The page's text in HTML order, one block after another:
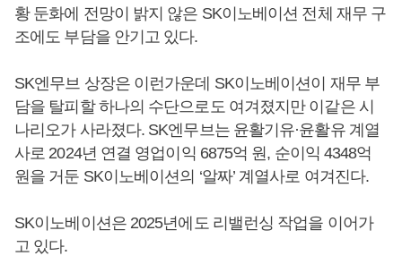
황 둔화에 전망이 밝지 않은 SK이노베이션 전체 재무 구
조에도 부담을 안기고 있다.
SK엔무브 상장은 이런가운데 SK이노베이션이 재무 부
담을 탈피할 하나의 수단으로도 여겨졌지만 이같은 시
나리오가 사라졌다. SK엔무브는 윤활기유·윤활유 계열
사로 2024년 연결 영업이익 6875억 원, 순이익 4348억
원을 거둔 SK이노베이션의 ‘알짜’ 계열사로 여겨진다.
SK이노베이션은 2025년에도 리밸런싱 작업을 이어가
고 있다.